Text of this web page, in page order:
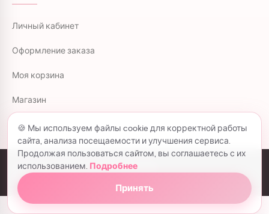
Личный кабинет
Оформление заказа
Моя корзина
Магазин
colorflowers.ru © 2026 все права защищены.
Политика конфиденциальности
🍪 Мы используем файлы cookie для корректной работы
сайта, анализа посещаемости и улучшения сервиса.
Продолжая пользоваться сайтом, вы соглашаетесь с их
использованием. Подробнее
Принять